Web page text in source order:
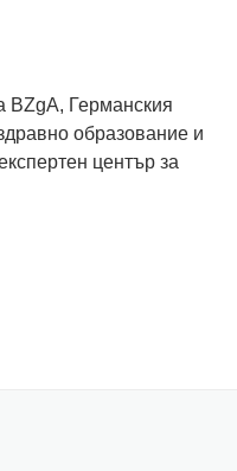
BZgA, Германския
образование и
център за